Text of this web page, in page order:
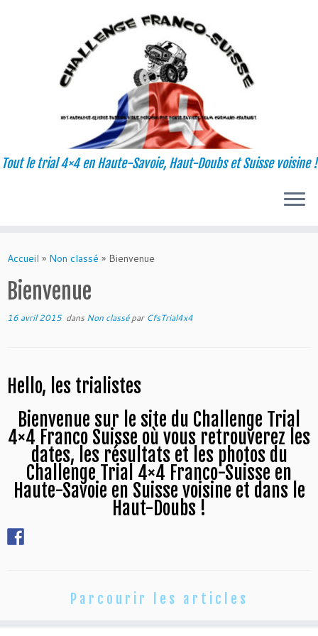
au
Tout le trial 4×4 en Haute-Savoie, Haut-Doubs et Suisse voisine !
Accueil » Non classé » Bienvenue
Bienvenue
16 avril 2015dans Non classépar CfsTrial4x4
Hello, les trialistes
Bienvenue sur le site du Challenge Trial
4×4 Franco Suisse où vous retrouverez les
dates, les résultats et les photos du
Challenge Trial 4×4 Franco-Suisse en
Haute-Savoie en Suisse voisine et dans le
Haut-Doubs !
Parcourir les articles